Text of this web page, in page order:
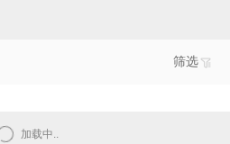
筛选
加载中..